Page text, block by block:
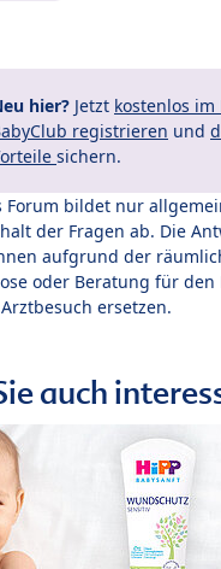
hier? Jetzt kostenlos im
registrieren und
sichern.
Forum bildet nur
der Fragen ab. Die
aufgrund der
oder Beratung für den
ersetzen.
auch